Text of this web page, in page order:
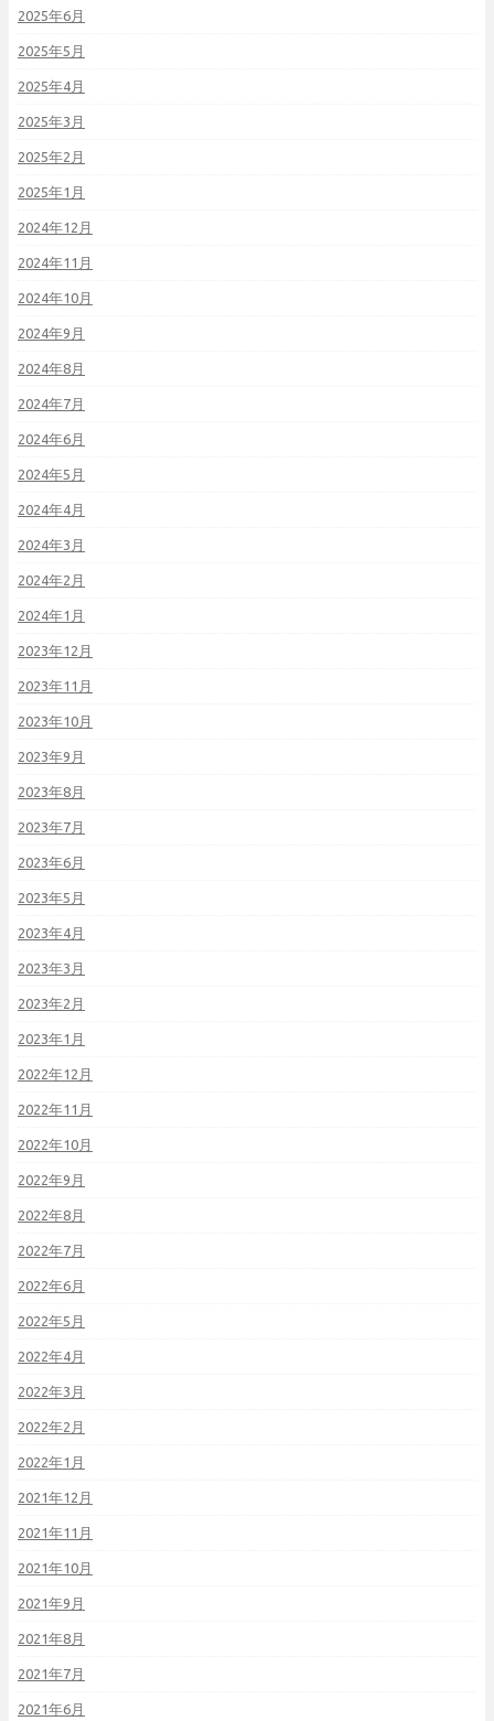
2025年6月
2025年5月
2025年4月
2025年3月
2025年2月
2025年1月
2024年12月
2024年11月
2024年10月
2024年9月
2024年8月
2024年7月
2024年6月
2024年5月
2024年4月
2024年3月
2024年2月
2024年1月
2023年12月
2023年11月
2023年10月
2023年9月
2023年8月
2023年7月
2023年6月
2023年5月
2023年4月
2023年3月
2023年2月
2023年1月
2022年12月
2022年11月
2022年10月
2022年9月
2022年8月
2022年7月
2022年6月
2022年5月
2022年4月
2022年3月
2022年2月
2022年1月
2021年12月
2021年11月
2021年10月
2021年9月
2021年8月
2021年7月
2021年6月